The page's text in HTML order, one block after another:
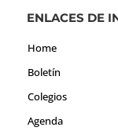
ENLACES DE
Home
Boletín
Colegios
Agenda